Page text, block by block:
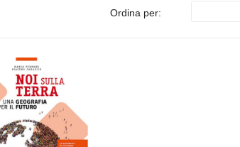
Ordina per: